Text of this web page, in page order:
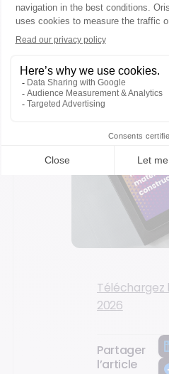
stratégique
négoce digital.
Téléchargez
2026
Partager
l’article